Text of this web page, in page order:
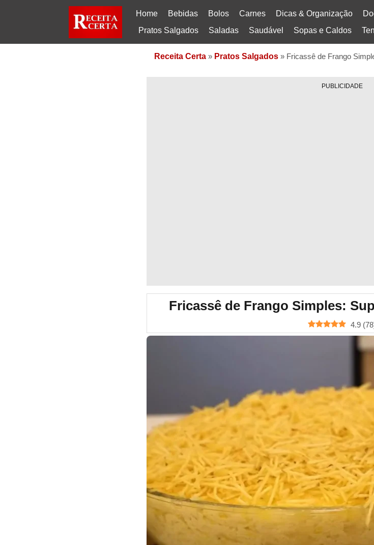
Home Bebidas Bolos Carnes Dicas & Organização
Pratos Salgados
Saladas Saudável Sopas e Caldos
Receita Certa » Pratos Salgados » Fricassê de Frango
PUBLICIDADE
Fricassê de Frango Simples:
4.9 (78